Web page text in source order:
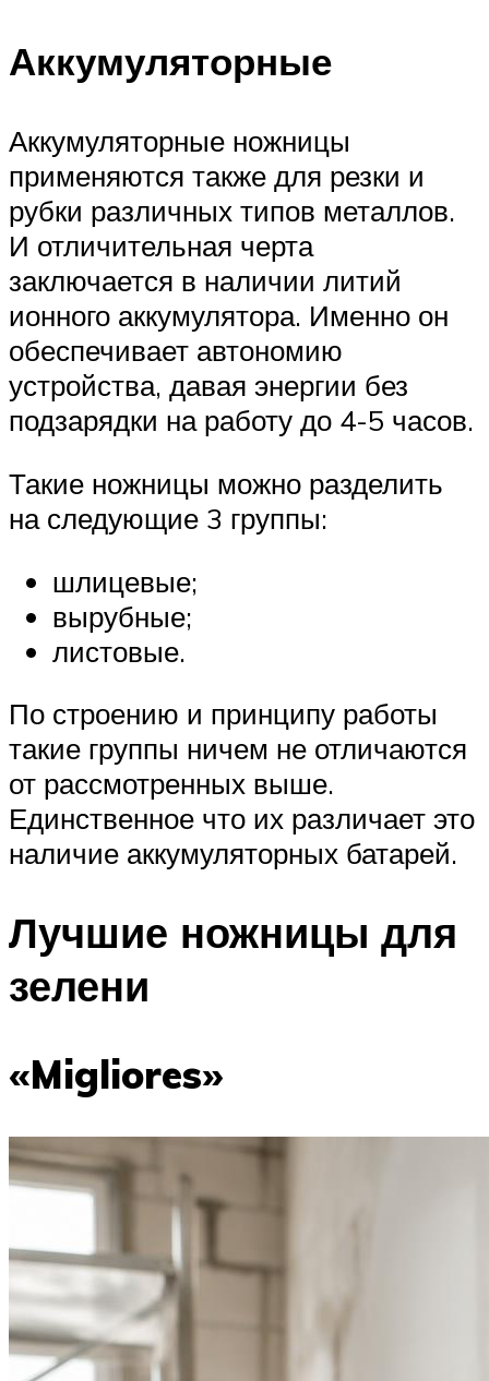
Аккумуляторные
Аккумуляторные ножницы
применяются также для резки и
рубки различных типов металлов.
И отличительная черта
заключается в наличии литий
ионного аккумулятора. Именно он
обеспечивает автономию
устройства, давая энергии без
подзарядки на работу до 4-5 часов.
Такие ножницы можно разделить
на следующие 3 группы:
шлицевые;
вырубные;
листовые.
По строению и принципу работы
такие группы ничем не отличаются
от рассмотренных выше.
Единственное что их различает это
наличие аккумуляторных батарей.
Лучшие ножницы для
зелени
«Migliores»